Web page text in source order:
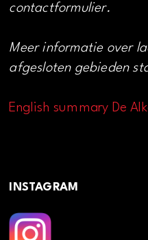
contactformulier.
Meer informatie over
afgesloten gebieden
English summary De
INSTAGRAM